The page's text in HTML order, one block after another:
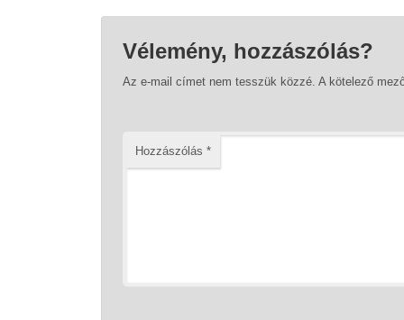
Vélemény, hozzászólás?
Az e-mail címet nem tesszük közzé. A kötelező
Hozzászólás *